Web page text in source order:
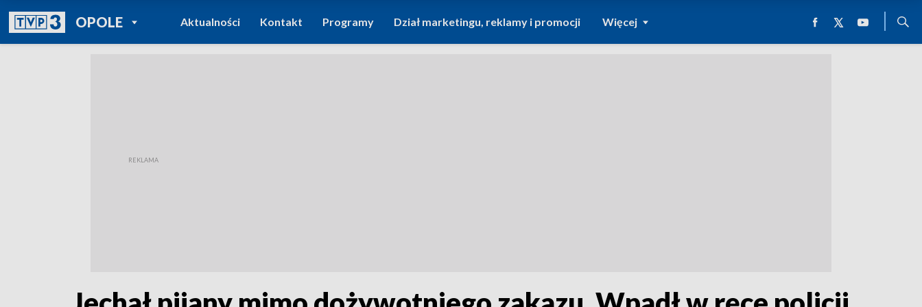
OPOLEPOWRÓT DO
TVP REGIONY
Aktualności Kontakt Programy Dział marketingu, reklamy i promocji Więcej